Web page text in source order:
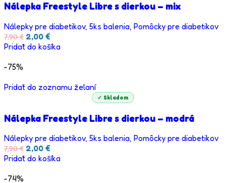
Nálepka Freestyle Libre s dierkou – mix
Nálepky pre diabetikov, 5ks balenia Pomôcky pre diabetikov
7,90€ Pôvodná
cena
2,00 €
cena
Pridať do košíka
-75%
Pridať do zoznamu želaní
✓ Skladom
Nálepka Freestyle Libre s dierkou – modrá
Nálepky pre diabetikov, 5ks balenia, Pomôcky pre diabetikov
7,90€ Pôvodná
cena
2,00 €
cena
Pridať do košíka
-74%